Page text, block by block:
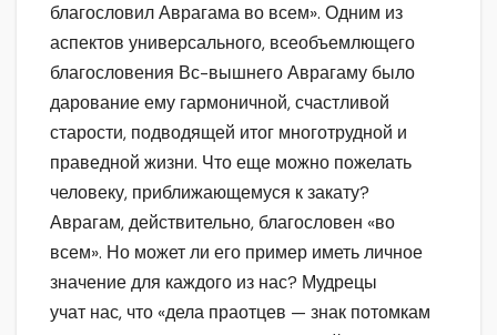
благословил Аврагама во всем». Одним из
аспектов универсального, всеобъемлющего
благословения Вс-вышнего Аврагаму было
дарование ему гармоничной, счастливой
старости, подводящей итог многотрудной и
праведной жизни. Что еще можно пожелать
человеку, приближающемуся к закату?
Аврагам, действительно, благословен «во
всем». Но может ли его пример иметь личное
значение для каждого из нас? Мудрецы
учат нас, что «дела праотцев — знак потомкам